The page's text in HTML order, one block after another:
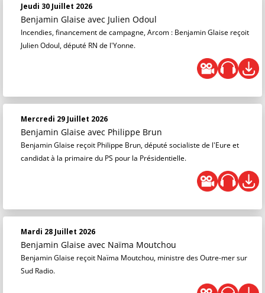
Jeudi 30 Juillet 2026
Benjamin Glaise avec Julien Odoul
Incendies, financement de campagne, Arcom : Benjamin Glaise reçoit
Julien Odoul, député RN de l'Yonne.
Mercredi 29 Juillet 2026
Benjamin Glaise avec Philippe Brun
Benjamin Glaise reçoit Philippe Brun, député socialiste de l'Eure et
candidat à la primaire du PS pour la Présidentielle.
Mardi 28 Juillet 2026
Benjamin Glaise avec Naïma Moutchou
Benjamin Glaise reçoit Naïma Moutchou, ministre des Outre-mer sur
Sud Radio.